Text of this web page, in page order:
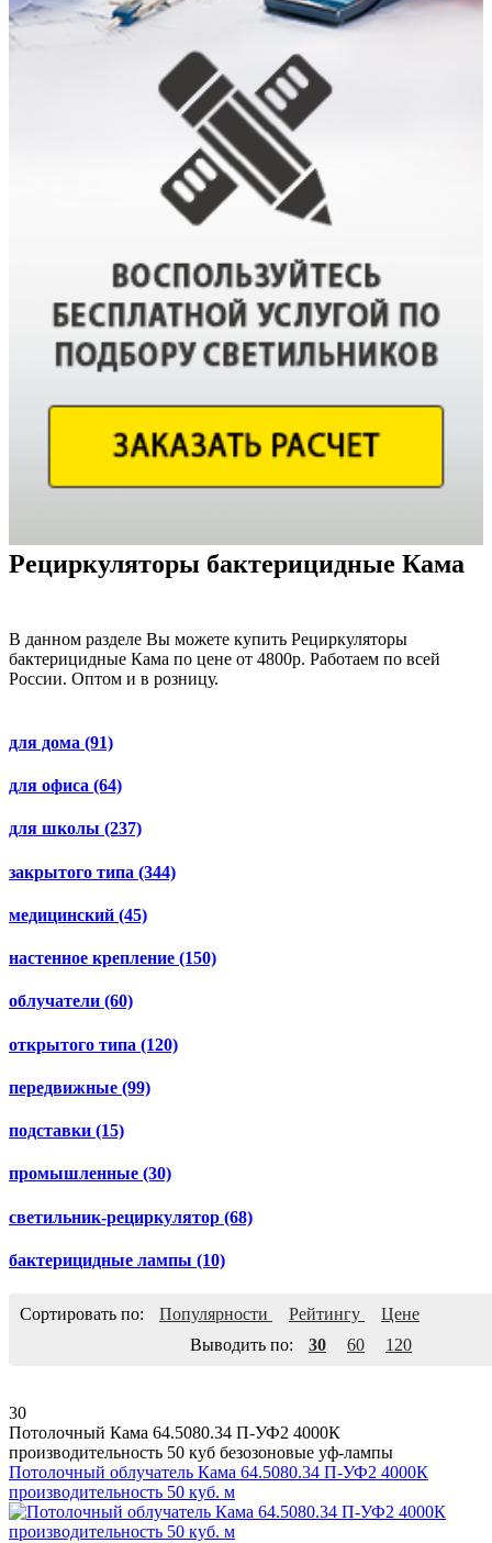
Рециркуляторы бактерицидные Кама
В данном разделе Вы можете купить Рециркуляторы
бактерицидные Кама по цене от 4800р. Работаем по всей
России. Оптом и в розницу.
для дома (91)
для офиса (64)
для школы (237)
закрытого типа (344)
медицинский (45)
настенное крепление (150)
облучатели (60)
открытого типа (120)
передвижные (99)
подставки (15)
промышленные (30)
светильник-рециркулятор (68)
бактерицидные лампы (10)
Сортировать по: Популярности Рейтингу
Цене
Выводить по:
30 60 120
30
Потолочный Кама 64.5080.34 П-УФ2 4000К
производительность 50 куб безозоновые уф-лампы
Потолочный облучатель Кама 64.5080.34 П-УФ2 4000К
производительность 50 куб. м